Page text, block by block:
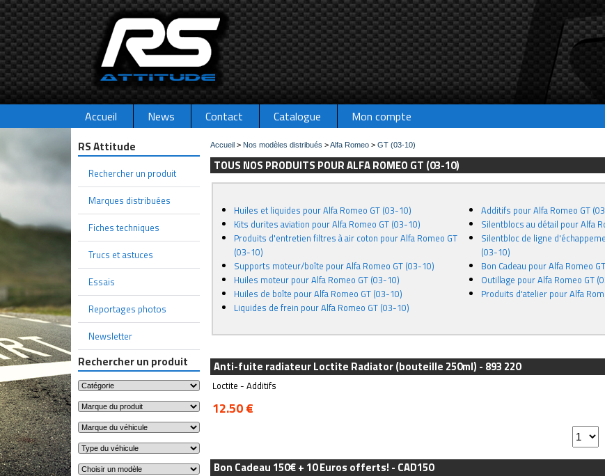
Accueil News Contact Catalogue Mon compte
RS Attitude
Rechercher un produit
Marques distribuées
Fiches techniques
Trucs et astuces
Essais
Reportages photos
Newsletter
Rechercher un produit
Accueil > Nos modèles distribués >Alfa Romeo > GT (03-10)
TOUS NOS PRODUITS POUR ALFA ROMEO GT (03-10)
Huiles et liquides pour Alfa Romeo GT (03-10)
Kits durites aviation pour Alfa Romeo GT (03-10)
Produits d'entretien filtres à air coton pour Alfa Romeo GT
(03-10)
Supports moteur/boîte pour Alfa Romeo GT (03-10)
Huiles moteur pour Alfa Romeo GT (03-10)
Huiles de boîte pour Alfa Romeo GT (03-10)
Liquides de frein pour Alfa Romeo GT (03-10)
Additifs pour Alfa Romeo GT
Silentblocs au détail pour Alfa
Silentbloc de ligne
(03-10)
Bon Cadeau pour Alfa Romeo
Outillage pour Alfa Romeo GT
Produits d'atelier pour Alfa
Anti-fuite radiateur Loctite Radiator (bouteille 250ml) - 893 220
Loctite - Additifs
12.50 €
Bon Cadeau 150€ + 10 Euros offerts! - CAD150